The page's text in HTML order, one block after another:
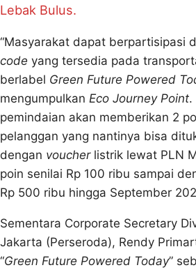
Lebak Bulus.
“Masyarakat dapat berpartisipasi
code yang tersedia pada
berlabel Green Future Powered
mengumpulkan Eco Journey Point.
pemindaian akan memberikan 2
pelanggan yang nantinya bisa
dengan voucherlistrik lewat PLN
poin senilai Rp 100 ribu sampai
Rp 500 ribu hingga September
Sementara Corporate Secretary
Jakarta (Perseroda), Rendy
“Green Future Powered Today”